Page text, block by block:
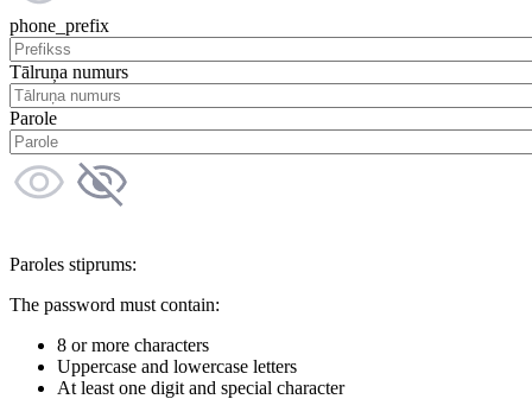
phone_prefix
Tālruņa numurs
Parole
Paroles stiprums:
The password must contain:
8 or more characters
Uppercase and lowercase letters
At least one digit and special character